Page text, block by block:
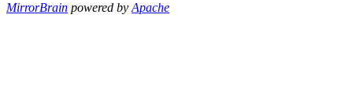
MirrorBrain powered byApache